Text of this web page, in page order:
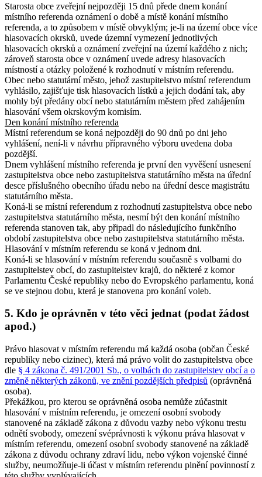
Starosta obce zveřejní nejpozději 15 dnů přede dnem konání
místního referenda oznámení o době a místě konání místního
referenda, a to způsobem v místě obvyklým; je-li na území obce více
hlasovacích okrsků, uvede územní vymezení jednotlivých
hlasovacích okrsků a oznámení zveřejní na území každého z nich;
zároveň starosta obce v oznámení uvede adresy hlasovacích
místností a otázky položené k rozhodnutí v místním referendu.
Obec nebo statutární město, jehož zastupitelstvo místní referendum
vyhlásilo, zajišťuje tisk hlasovacích lístků a jejich dodání tak, aby
mohly být předány obcí nebo statutárním městem před zahájením
hlasování všem okrskovým komisím.
Den konání místního referenda
Místní referendum se koná nejpozději do 90 dnů po dni jeho
vyhlášení, není-li v návrhu přípravného výboru uvedena doba
pozdější.
Dnem vyhlášení místního referenda je první den vyvěšení usnesení
zastupitelstva obce nebo zastupitelstva statutárního města na úřední
desce příslušného obecního úřadu nebo na úřední desce magistrátu
statutárního města.
Koná-li se místní referendum z rozhodnutí zastupitelstva obce nebo
zastupitelstva statutárního města, nesmí být den konání místního
referenda stanoven tak, aby připadl do následujícího funkčního
období zastupitelstva obce nebo zastupitelstva statutárního města.
Hlasování v místním referendu se koná v jednom dni.
Koná-li se hlasování v místním referendu současně s volbami do
zastupitelstev obcí, do zastupitelstev krajů, do některé z komor
Parlamentu České republiky nebo do Evropského parlamentu, koná
se ve stejnou dobu, která je stanovena pro konání voleb.
5. Kdo je oprávněn v této věci jednat (podat žádost
apod.)
Právo hlasovat v místním referendu má každá osoba (občan České
republiky nebo cizinec), která má právo volit do zastupitelstva obce
dle § 4 zákona č. 491/2001 Sb., o volbách do zastupitelstev obcí a o
změně některých zákonů, ve znění pozdějších předpisů (oprávněná
osoba).
Překážkou, pro kterou se oprávněná osoba nemůže zúčastnit
hlasování v místním referendu, je omezení osobní svobody
stanovené na základě zákona z důvodu vazby nebo výkonu trestu
odnětí svobody, omezení svéprávnosti k výkonu práva hlasovat v
místním referendu, omezení osobní svobody stanovené na základě
zákona z důvodu ochrany zdraví lidu, nebo výkon vojenské činné
služby, neumožňuje-li účast v místním referendu plnění povinností z